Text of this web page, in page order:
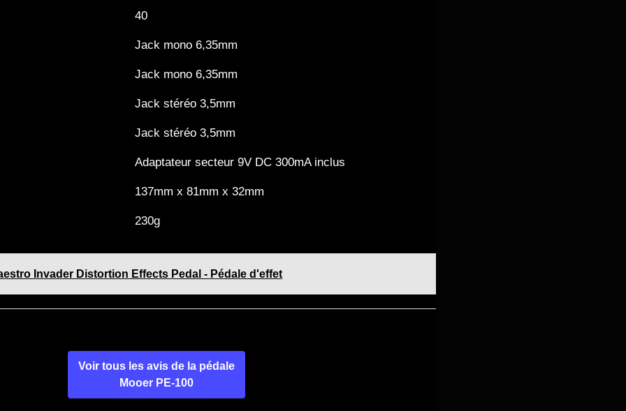
40
Jack mono 6,35mm
Jack mono 6,35mm
Jack stéréo 3,5mm
Jack stéréo 3,5mm
Adaptateur secteur 9V DC 300mA inclus
137mm x 81mm x 32mm
230g
Invader Distortion Effects Pedal - Pédale d'effet
Voir tous les avis de la pédale
Mooer PE-100